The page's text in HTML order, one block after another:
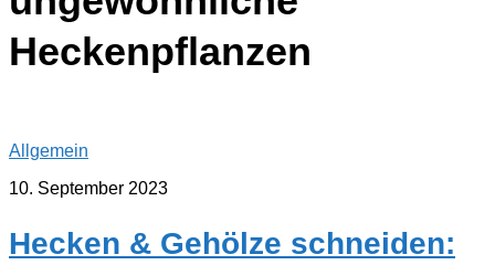
Heckenpflanzen
Allgemein
10. September 2023
Hecken & Gehölze schneiden: